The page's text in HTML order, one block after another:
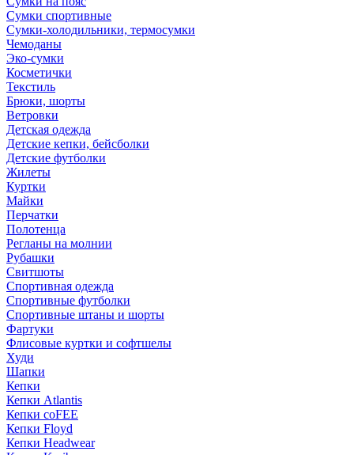
Сумки спортивные
Сумки-холодильники, термосумки
Чемоданы
Эко-сумки
Косметички
Текстиль
Брюки, шорты
Ветровки
Детская одежда
Детские кепки, бейсболки
Детские футболки
Жилеты
Куртки
Майки
Перчатки
Полотенца
Регланы на молнии
Рубашки
Свитшоты
Спортивная одежда
Спортивные футболки
Спортивные штаны и шорты
Фартуки
Флисовые куртки и софтшелы
Худи
Шапки
Кепки
Кепки Atlantis
Кепки coFEE
Кепки Floyd
Кепки Headwear